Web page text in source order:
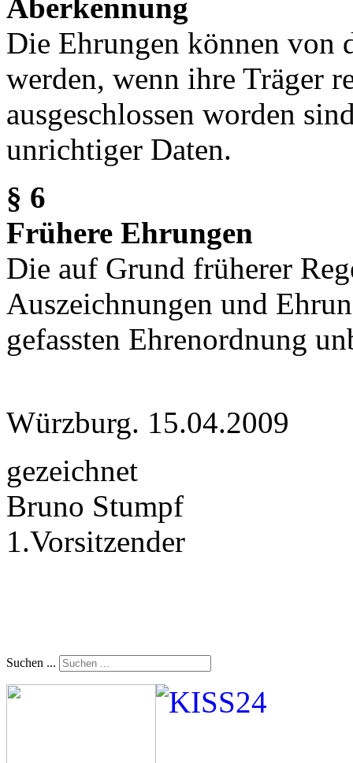
Aberkennung
Die Ehrungen können von
werden, wenn ihre Träger
ausgeschlossen worden
unrichtiger Daten.
§ 6
Frühere Ehrungen
Die auf Grund früherer
Auszeichnungen und
gefassten Ehrenordnung
Würzburg. 15.04.2009
gezeichnet
Bruno Stumpf
1.Vorsitzender
Suchen ...